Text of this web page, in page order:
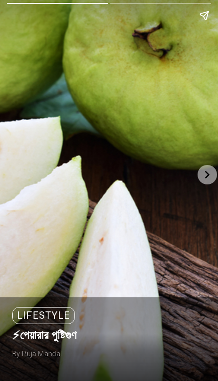
LIFESTYLE
⚡পেয়ারার পুষ্টিগুণ
By Puja Mandal